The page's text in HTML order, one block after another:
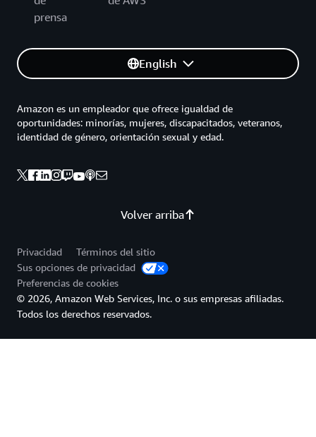
prensa
English
Volver arriba
Amazon es un empleador que ofrece igualdad de
oportunidades: minorías, mujeres, discapacitados, veteranos,
identidad de género, orientación sexual y edad.
Privacidad
Términos del sitio
Sus opciones de privacidad
Preferencias de cookies
© 2026, Amazon Web Services, Inc. o sus empresas afiliadas.
Todos los derechos reservados.